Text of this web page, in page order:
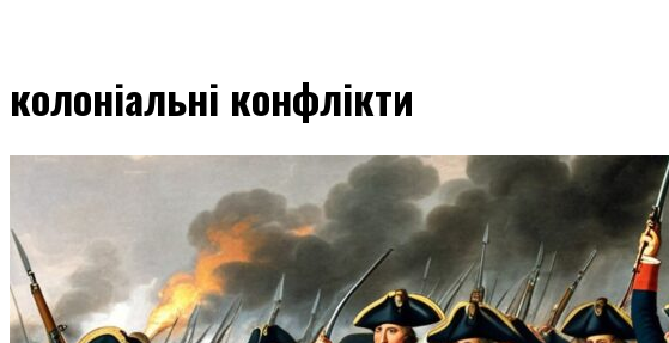
колоніальні конфлікти